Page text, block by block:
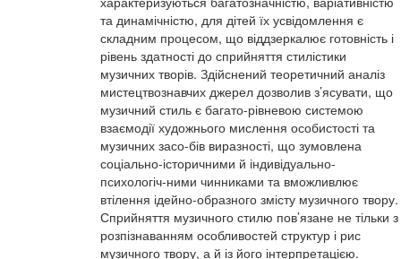
та динамічністю, для дітей їх усвідомлення є
складним процесом, що віддзеркалює готовність і
рівень здатності до сприйняття стилістики
музичних творів. Здійснений теоретичний аналіз
мистецтвознавчих джерел дозволив з’ясувати, що
музичний стиль є багато-рівневою системою
взаємодії художнього мислення особистості та
музичних засо-бів виразності, що зумовлена
соціально-історичними й індивідуально-
психологіч-ними чинниками та вможливлює
втілення ідейно-образного змісту музичного твору.
Сприйняття музичного стилю пов’язане не тільки з
розпізнаванням особливостей структур і рис
музичного твору, а й із його інтерпретацією.